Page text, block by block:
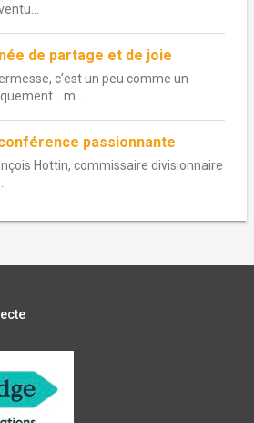
de partage et de joie
c’est un peu comme un
m...
passionnante
Hottin, commissaire divisionnaire